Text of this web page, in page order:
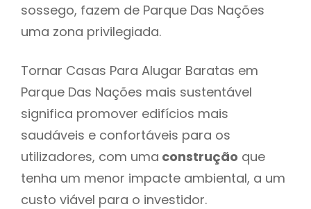
sossego, fazem de Parque Das Nações
uma zona privilegiada.
Tornar Casas Para Alugar Baratas em
Parque Das Nações mais sustentável
significa promover edifícios mais
saudáveis e confortáveis para os
utilizadores, com uma construção que
tenha um menor impacte ambiental, a um
custo viável para o investidor.